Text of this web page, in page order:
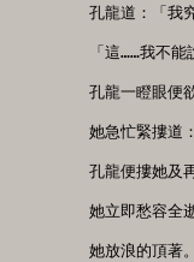
孔龍道：「我究
「這……我不能說
孔龍一瞪眼便欲
她急忙緊摟道：
孔龍便摟她及再
她立即愁容全逝
她放浪的頂著。